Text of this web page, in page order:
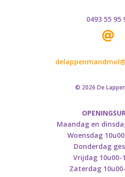
0493 55 95

© 2026 De
Maandag en
Woensdag
Donderdag
Vrijdag 10u00-
Zaterdag